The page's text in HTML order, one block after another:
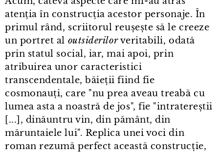
atenția în construcția acestor personaje. În
primul rând, scriitorul reușește să le creeze
un portret al outsiderilorveritabili, odată
prin statul social, iar, mai apoi, prin
atribuirea unor caracteristici
transcendentale, băieții fiind fie
cosmonauți, care "nu prea aveau treabă cu
lumea asta a noastră de jos", fie "intratereștii
[...], dinăuntru vin, din pământ, din
măruntaiele lui". Replica unei voci din
roman rezumă perfect această construcție,